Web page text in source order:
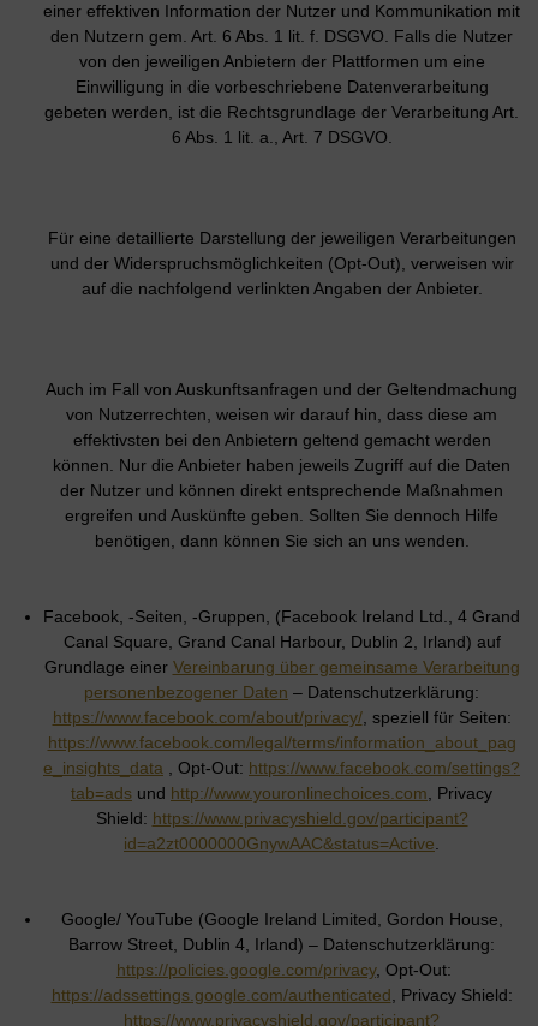
einer effektiven Information der Nutzer und Kommunikation mit
den Nutzern gem. Art. 6 Abs. 1 lit. f. DSGVO. Falls die Nutzer
von den jeweiligen Anbietern der Plattformen um eine
Einwilligung in die vorbeschriebene Datenverarbeitung
gebeten werden, ist die Rechtsgrundlage der Verarbeitung Art.
6 Abs. 1 lit. a., Art. 7 DSGVO.
Für eine detaillierte Darstellung der jeweiligen Verarbeitungen
und der Widerspruchsmöglichkeiten (Opt-Out), verweisen wir
auf die nachfolgend verlinkten Angaben der Anbieter.
Auch im Fall von Auskunftsanfragen und der Geltendmachung
von Nutzerrechten, weisen wir darauf hin, dass diese am
effektivsten bei den Anbietern geltend gemacht werden
können. Nur die Anbieter haben jeweils Zugriff auf die Daten
der Nutzer und können direkt entsprechende Maßnahmen
ergreifen und Auskünfte geben. Sollten Sie dennoch Hilfe
benötigen, dann können Sie sich an uns wenden.
Facebook, -Seiten, -Gruppen, (Facebook Ireland Ltd., 4 Grand
Canal Square, Grand Canal Harbour, Dublin 2, Irland) auf
Grundlage einer Vereinbarung über gemeinsame Verarbeitung
personenbezogener Daten – Datenschutzerklärung:
https://www.facebook.com/about/privacy/, speziell für Seiten:
https://www.facebook.com/legal/terms/information_about_pag
e_insights_data , Opt-Out: https://www.facebook.com/settings?
tab=ads und http://www.youronlinechoices.com, Privacy
Shield: https://www.privacyshield.gov/participant?
id=a2zt0000000GnywAAC&status=Active.
Google/ YouTube (Google Ireland Limited, Gordon House,
Barrow Street, Dublin 4, Irland) – Datenschutzerklärung:
https://policies.google.com/privacy, Opt-Out:
https://adssettings.google.com/authenticated, Privacy Shield:
https://www.privacyshield.gov/participant?